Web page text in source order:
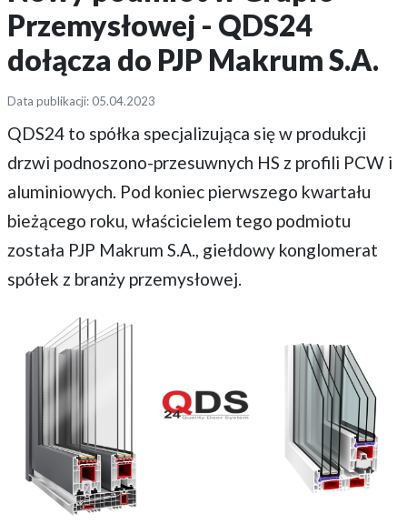
Przemysłowej - QDS24
dołącza do PJP Makrum S.A.
Data publikacji: 05.04.2023
QDS24 to spółka specjalizująca się w produkcji
drzwi podnoszono-przesuwnych HS z profili PCW i
aluminiowych. Pod koniec pierwszego kwartału
bieżącego roku, właścicielem tego podmiotu
została PJP Makrum S.A., giełdowy konglomerat
spółek z branży przemysłowej.